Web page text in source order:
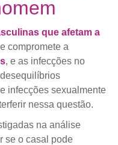
que afetam a
compromete a
, e as infecções no
infecções sexualmente
nessa questão.
na análise
se o casal pode